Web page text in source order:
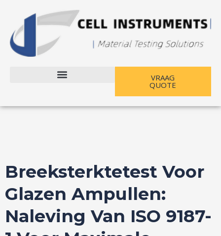
inhoud
VRAAG
QUOTE
Breeksterktetest Voor
Glazen Ampullen:
Naleving Van ISO 9187-